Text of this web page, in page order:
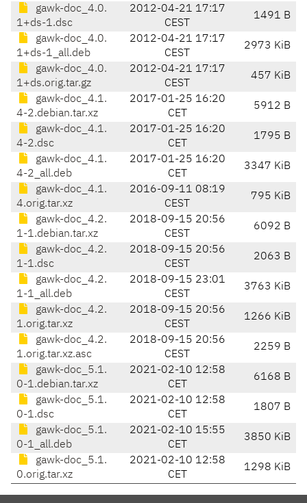
gawk-doc_4.0.
1+ds-1.dsc
2012-04-21 17:17
CEST
1491 B
gawk-doc_4.0.
1+ds-1_all.deb
2012-04-21 17:17
CEST
2973 KiB
gawk-doc_4.0.
1+ds.orig.tar.gz
2012-04-21 17:17
CEST
457 KiB
gawk-doc_4.1.
4-2.debian.tar.xz
2017-01-25 16:20
CET
5912 B
gawk-doc_4.1.
4-2.dsc
2017-01-25 16:20
CET
1795 B
gawk-doc_4.1.
4-2_all.deb
2017-01-25 16:20
CET
3347 KiB
gawk-doc_4.1.
4.orig.tar.xz
2016-09-11 08:19
CEST
795 KiB
gawk-doc_4.2.
1-1.debian.tar.xz
2018-09-15 20:56
CEST
6092 B
gawk-doc_4.2.
1-1.dsc
2018-09-15 20:56
CEST
2063 B
gawk-doc_4.2.
1-1_all.deb
2018-09-15 23:01
CEST
3763 KiB
gawk-doc_4.2.
1.orig.tar.xz
2018-09-15 20:56
CEST
1266 KiB
gawk-doc_4.2.
1.orig.tar.xz.asc
2018-09-15 20:56
CEST
2259 B
gawk-doc_5.1.
0-1.debian.tar.xz
2021-02-10 12:58
CET
6168 B
gawk-doc_5.1.
0-1.dsc
2021-02-10 12:58
CET
1807 B
gawk-doc_5.1.
0-1_all.deb
2021-02-10 15:55
CET
3850 KiB
gawk-doc_5.1.
0.orig.tar.xz
2021-02-10 12:58
CET
1298 KiB